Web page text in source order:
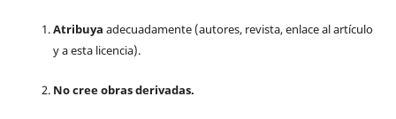
Atribuya adecuadamente (autores, revista, enlace al artículo
y a esta licencia).
No cree obras derivadas.